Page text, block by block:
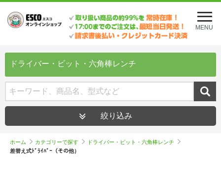
メ
ニ
ュ
を
MENU
ドライバー・ビット・六角棒レンチ
絞り込み
ホーム カテゴリーで探す
ドライバー・ビット・六角棒レンチ
差替え式ﾄﾞﾗｲﾊﾞｰ（その他）